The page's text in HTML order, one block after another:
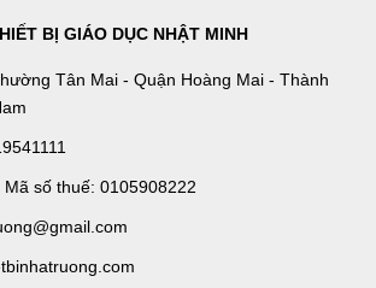
BỊ GIÁO DỤC NHẬT MINH
Tân Mai - Quận Hoàng Mai - Thành
số thuế: 0105908222